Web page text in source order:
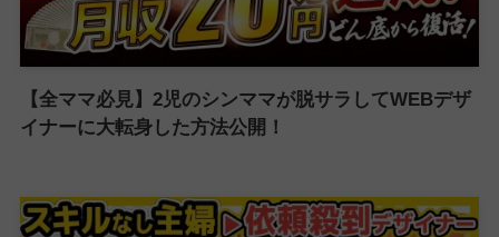
【全ママ必見】2児のシンママが脱サラしてWEBデザ
イナーに大転身した方法公開！